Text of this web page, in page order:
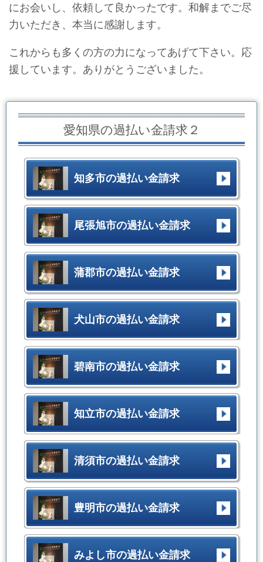
にお会いし、依頼して良かったです。和解までご尽
力いただき、本当に感謝します。
これからも多くの方の力になってあげて下さい。応
援しています。ありがとうございました。
愛知県の過払い金請求２
知多市の過払い金請求
尾張旭市の過払い金請求
蒲郡市の過払い金請求
犬山市の過払い金請求
碧南市の過払い金請求
知立市の過払い金請求
清須市の過払い金請求
豊明市の過払い金請求
みよし市の過払い金請求